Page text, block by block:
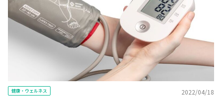
健康・ウェルネス 2022/04/18